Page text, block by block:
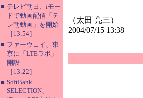
■ テレビ朝日、iモー
ドで動画配信「テ
レ朝動画」を開始
［13:54］
■ ファーウェイ、東
京に「LTEラボ」
開設
［13:22］
■ SoftBank
SELECTION、
（太田 亮三）
2004/07/15 13:38